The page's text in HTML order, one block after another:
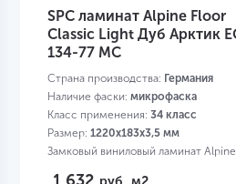
SPC ламинат Alpine Floor
Classic Light Дуб Арктик
134-77 MC
Страна производства: Германия
Наличие фаски: микрофаска
Класс применения: 34 класс
Размер: 1220х183х3,5 мм
Замковый виниловый ламинат